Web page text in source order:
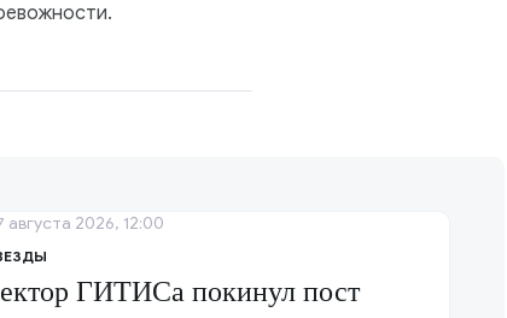
ГИТИСа покинул пост
августа 2026, 12:00